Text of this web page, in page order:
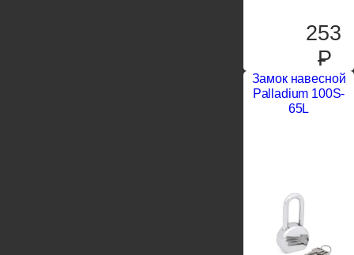
253
P
Замок навесной
Palladium 100S-
65L